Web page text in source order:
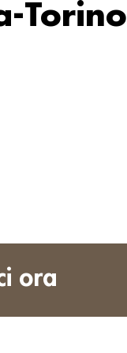
Torino
ora